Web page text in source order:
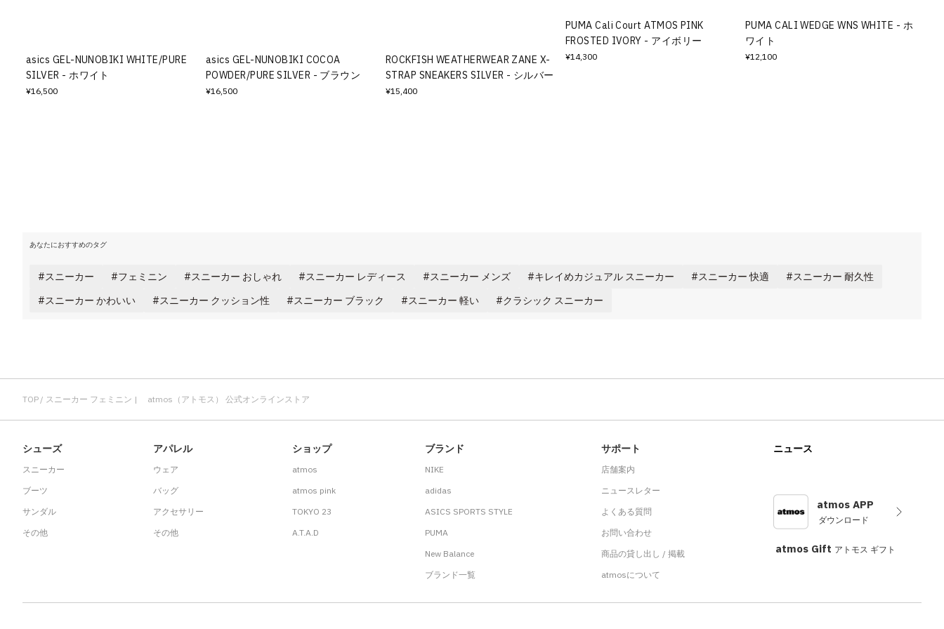
asics GEL-NUNOBIKI WHITE/PURE
SILVER - ホワイト
¥16,500
asics GEL-NUNOBIKI COCOA
POWDER/PURE SILVER - ブラウン
¥16,500
ROCKFISH WEATHERWEAR ZANE X-
STRAP SNEAKERS SILVER - シルバー
¥15,400
PUMA Cali Court ATMOS PINK
FROSTED IVORY - アイボリー
¥14,300
PUMA CALI WEDGE WNS WHITE - ホ
ワイト
¥12,100
あなたにおすすめのタグ
スニーカー フェミニン スニーカー おしゃれ スニーカー レディース スニーカー メンズ キレイめカジュアル スニーカー スニーカー 快適
スニーカー 耐久性
スニーカー かわいい
スニーカー クッション性 スニーカー ブラック スニーカー 軽い クラシック スニーカー
TOP スニーカー フェミニン | atmos（アトモス） 公式オンラインストア
シューズ
スニーカー
ブーツ
サンダル
その他
アパレル
ウェア
バッグ
アクセサリー
その他
ショップ
atmos
atmos pink
TOKYO 23
A.T.A.D
ブランド
NIKE
adidas
ASICS SPORTS STYLE
PUMA
New Balance
ブランド一覧
サポート
店舗案内
ニュースレター
よくある質問
お問い合わせ
商品の貸し出し / 掲載
atmosについて
ニュース
atmos APP
ダウンロード
atmos Gift アトモス ギフト